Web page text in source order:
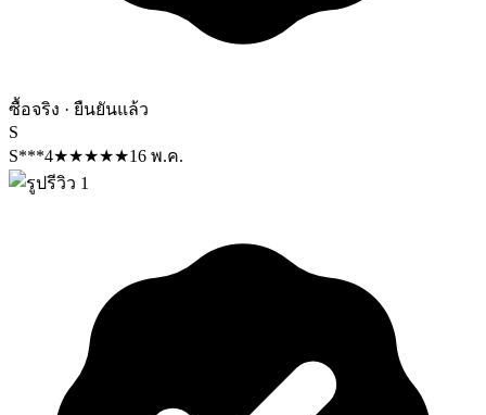
ซื้อจริง · ยืนยันแล้ว
S
S***4★★★★★16 พ.ค.